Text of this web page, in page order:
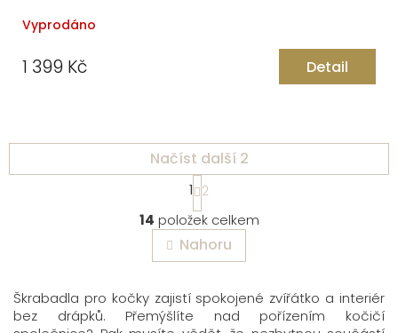
Vyprodáno
1 399 Kč Detail
O
v
l
á
a
Načíst další 2
S
t
r
á
n
k
v
1 2
14 položek celkem
Nahoru
Škrabadla pro kočky zajistí spokojené zvířátko a interiér
bez drápků. Přemýšlíte nad pořízením kočičí